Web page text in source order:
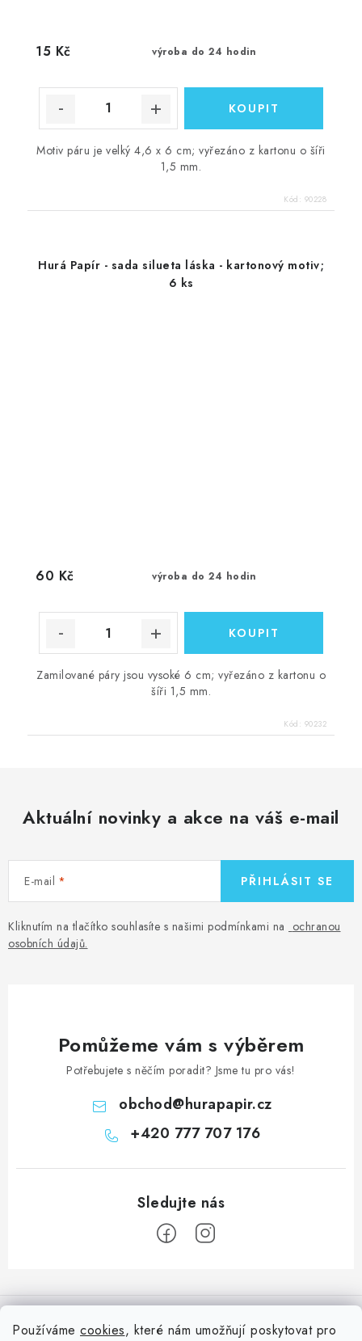
Používáme cookies, které nám umožňují poskytovat pro
výroba do 24 hodin
15 Kč
Motiv páru je velký 4,6 x 6 cm; vyřezáno z kartonu o šíři
1,5 mm.
Kód: 90228
Hurá Papír - sada silueta láska - kartonový motiv;
6 ks
výroba do 24 hodin
60 Kč
Zamilované páry jsou vysoké 6 cm; vyřezáno z kartonu o
šíři 1,5 mm.
Kód: 90232
Aktuální novinky a akce na váš e-mail
E-mail
Kliknutím na tlačítko souhlasíte s našimi podmínkami na ochranou
osobních údajů.
PŘIHLÁSIT SE
Pomůžeme vám s výběrem
Potřebujete s něčím poradit? Jsme tu pro vás!
obchod@hurapapir.cz
+420 777 707 176
á